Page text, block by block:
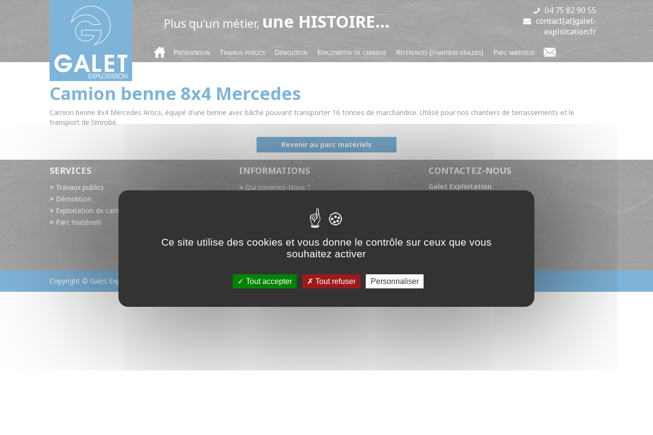
Plus qu'un métier, une HISTOIRE...
04 75 82 90 55
contact[at]galet-
exploitation.fr
Présentation Travaux publics Démolition Exploitation de carrière Références (chantiers réalisés) Parc matériels
PARC MATÉRIELS
Camion benne 8x4 Mercedes
Camion benne 8x4 Mercedes Arocs, équipé d'une benne avec bâche pouvant transporter 16 tonnes de marchandise. Utilisé pour nos chantiers de terrassements et le
transport de l'enrobé.
Revenir au parc matériels
SERVICES
Travaux publics
Démolition
Exploitation de carrière
Parc matériels
INFORMATIONS
Qui sommes-Nous ?
Politique de confidentialité
CONTACTEZ-NOUS
Galet Exploitation
Copyright © Galet Exploitation - 2026 | Création | Tous droits réservés
Panneau de gestion des cookies
Ce site utilise des cookies et vous donne le contrôle sur ceux que vous
souhaitez activer
Tout accepter Tout refuser Personnaliser